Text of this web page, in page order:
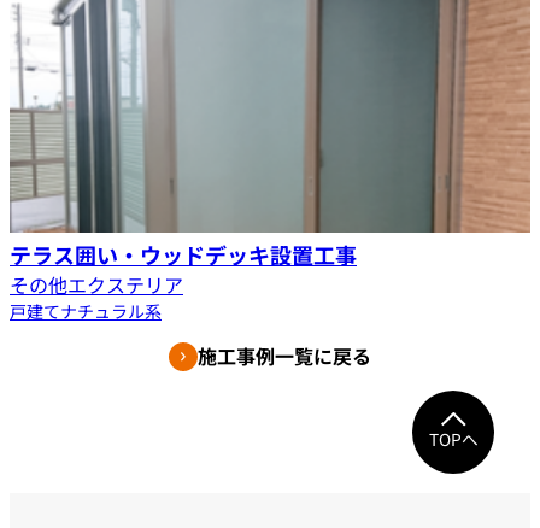
テラス囲い・ウッドデッキ設置工事
その他エクステリア
戸建てナチュラル系
施工事例一覧に戻る
TOPへ